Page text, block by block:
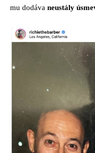
mu dodáva neustály